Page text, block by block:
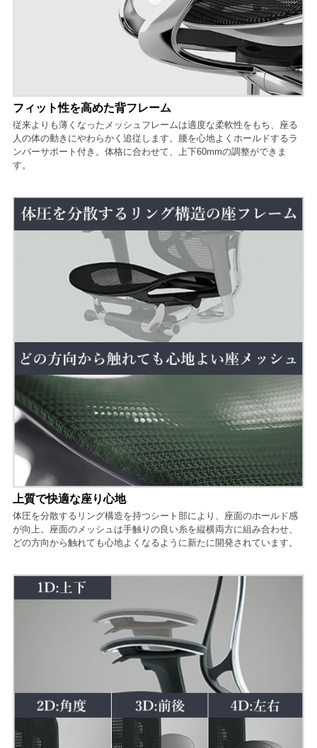
フィット性を高めた背フレーム
従来よりも薄くなったメッシュフレームは適度な柔軟性をもち、座る
人の体の動きにやわらかく追従します。腰を心地よくホールドするラ
ンバーサポート付き。体格に合わせて、上下60mmの調整ができま
す。
上質で快適な座り心地
体圧を分散するリング構造を持つシート部により、座面のホールド感
が向上。座面のメッシュは手触りの良い糸を縦横両方に組み合わせ、
どの方向から触れても心地よくなるように新たに開発されています。